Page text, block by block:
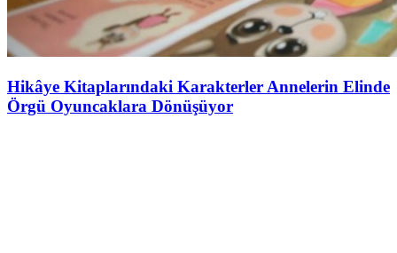
Hikâye Kitaplarındaki Karakterler Annelerin Elinde
Örgü Oyuncaklara Dönüşüyor